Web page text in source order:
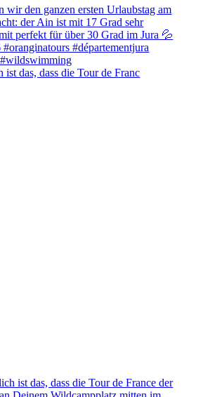
ist das, dass die Tour de Franc